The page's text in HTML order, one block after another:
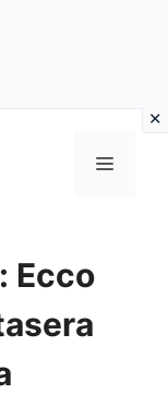
Menu
Ecco